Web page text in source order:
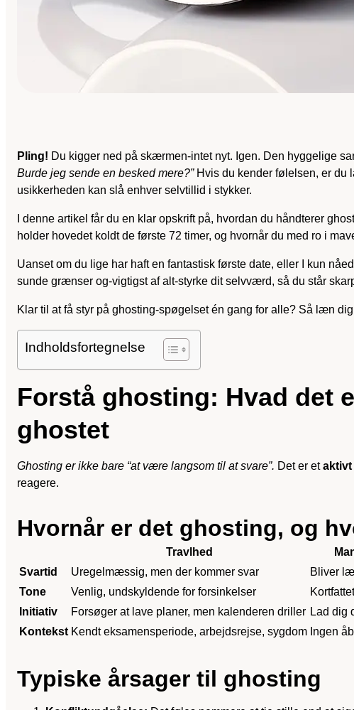
Pling! Du kigger ned på skærmen-intet nyt. Igen. Den hyggelige
Burde jeg sende en besked mere?”Hvis du kender følelsen, er du
usikkerheden kan slå enhver selvtillid i stykker.
I denne artikel får du en klar opskrift på, hvordan du håndterer
holder hovedet koldt de første 72 timer, og hvornår du med ro i
Uanset om du lige har haft en fantastisk første date, eller I kun
sunde grænser og-vigtigst af alt-styrke dit selvværd, så du står
Klar til at få styr på ghosting-spøgelset én gang for alle? Så læn
Indholdsfortegnelse
Forstå ghosting: Hvad det
ghostet
Ghosting er ikke bare “at være langsom til at svare”. Det er etaktivt
reagere.
Hvornår er det ghosting, og
Travlhed
Svartid
Uregelmæssig, men der kommer svar Bliver
Tone
Venlig, undskyldende for forsinkelser
Initiativ
Forsøger at lave planer, men kalenderen driller Lad dig
Kontekst Kendt eksamensperiode, arbejdsrejse, sygdom Ingen
Typiske årsager til ghosting